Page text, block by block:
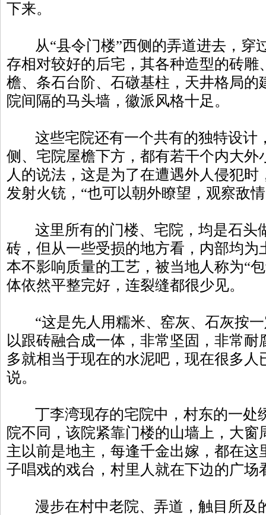
下来。
从“县令门楼”西侧的弄道进去，穿
存相对较好的后宅，其各种造型的砖雕
檐、条石台阶、石礅基柱，天井格局的
院间隔的马头墙，徽派风格十足。
这些宅院还有一个共有的独特设计
侧、宅院屋檐下方，都有若干个内大外
人的说法，这是为了在遭遇外人侵犯
发射火铳，“也可以朝外瞭望，观察敌
这里所有的门楼、宅院，均是石头
砖，但从一些受损的地方看，内部均为
本不影响质量的工艺，被当地人称为“
体依然平整完好，连裂缝都很少见。
“这是先人用糯米、窑灰、石灰按一
以跟砖融合成一体，非常坚固，非常
多就相当于现在的水泥吧，现在很多人
说。
丁李湾现存的宅院中，村东的一处
院不同，该院紧靠门楼的山墙上，大窗
主以前是地主，每逢千金出嫁，都在这
子唱戏的戏台，村里人就在下边的广场
漫步在村中老院、弄道，触目所及